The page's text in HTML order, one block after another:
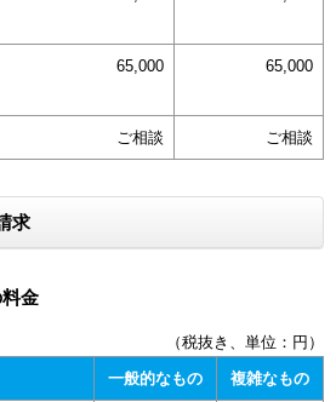
65,000 65,000
ご相談 ご相談
求
金
（税抜き、単位：円）
一般的なもの
複雑なもの